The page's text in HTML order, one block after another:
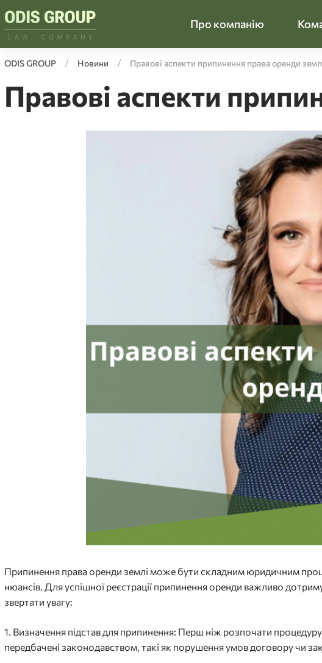
Про компанію
ODIS GROUP Новини Правові аспекти припинення права оренди
Правові аспекти
Припинення права оренди землі може бути складним юридичним
нюансів. Для успішної реєстрації припинення оренди важливо
звертати увагу:
1. Визначення підстав для припинення: Перш ніж розпочати
передбачені законодавством, такі як порушення умов договору чи